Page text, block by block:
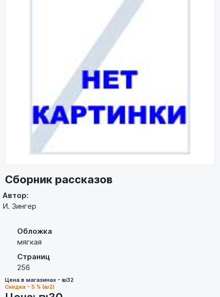
Сборник рассказов
Автор:
И. Зингер
Обложка
мягкая
Страниц
256
Цена в магазинах - ₪32
Скидка - 5 % (₪2)